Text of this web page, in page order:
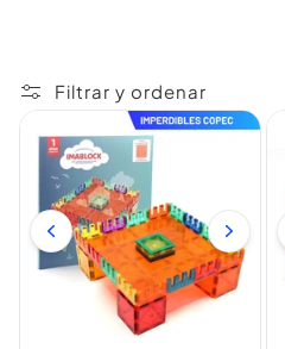
Filtrar y ordenar